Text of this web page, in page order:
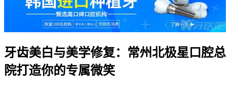
牙齿美白与美学修复：常州北极星口腔总
院打造你的专属微笑